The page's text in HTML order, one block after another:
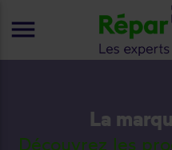
La
Découvrez les
menu